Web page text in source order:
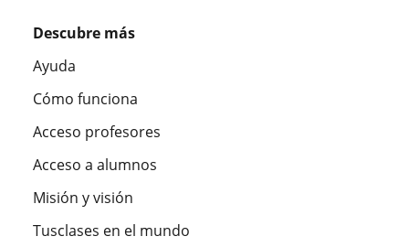
Descubre más
Ayuda
Cómo funciona
Acceso profesores
Acceso a alumnos
Misión y visión
Tusclases en el mundo